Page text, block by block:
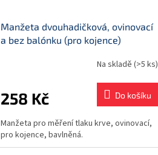
Manžeta dvouhadičková, ovinovací
a bez balónku (pro kojence)
Na skladě (>5 ks)
258 Kč Do košíku
Manžeta pro měření tlaku krve, ovinovací,
pro kojence, bavlněná.